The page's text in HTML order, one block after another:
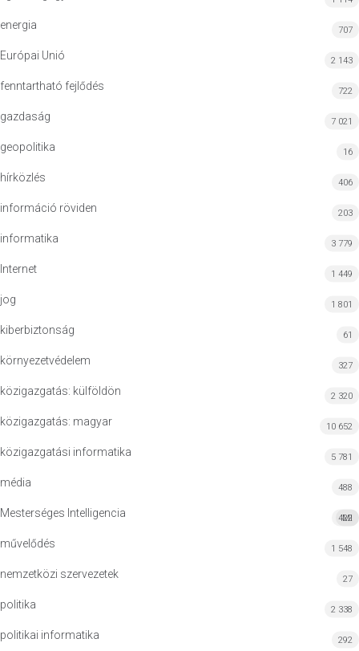
energia 707
Európai Unió 2 143
fenntartható fejlődés 722
gazdaság 7 021
geopolitika 16
hírközlés 406
információ röviden 203
informatika 3 779
Internet 1 449
jog 1 801
kiberbiztonság 61
környezetvédelem 327
közigazgatás: külföldön 2 320
közigazgatás: magyar 10 652
közigazgatási informatika 5 781
média 488
Mesterséges Intelligencia MI
422
művelődés 1 548
nemzetközi szervezetek 27
politika 2 338
politikai informatika 292